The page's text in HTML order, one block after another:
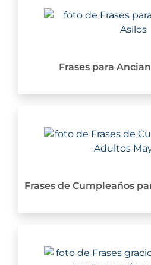
Frases para
Frases de Cumpleaños